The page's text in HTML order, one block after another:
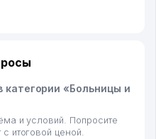
категории «Больницы и
и условий. Попросите
итоговой ценой.